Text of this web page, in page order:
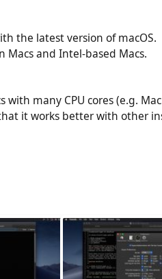
the latest version of macOS.
Macs and Intel-based Macs.
many CPU cores (e.g. Mac
it works better with other